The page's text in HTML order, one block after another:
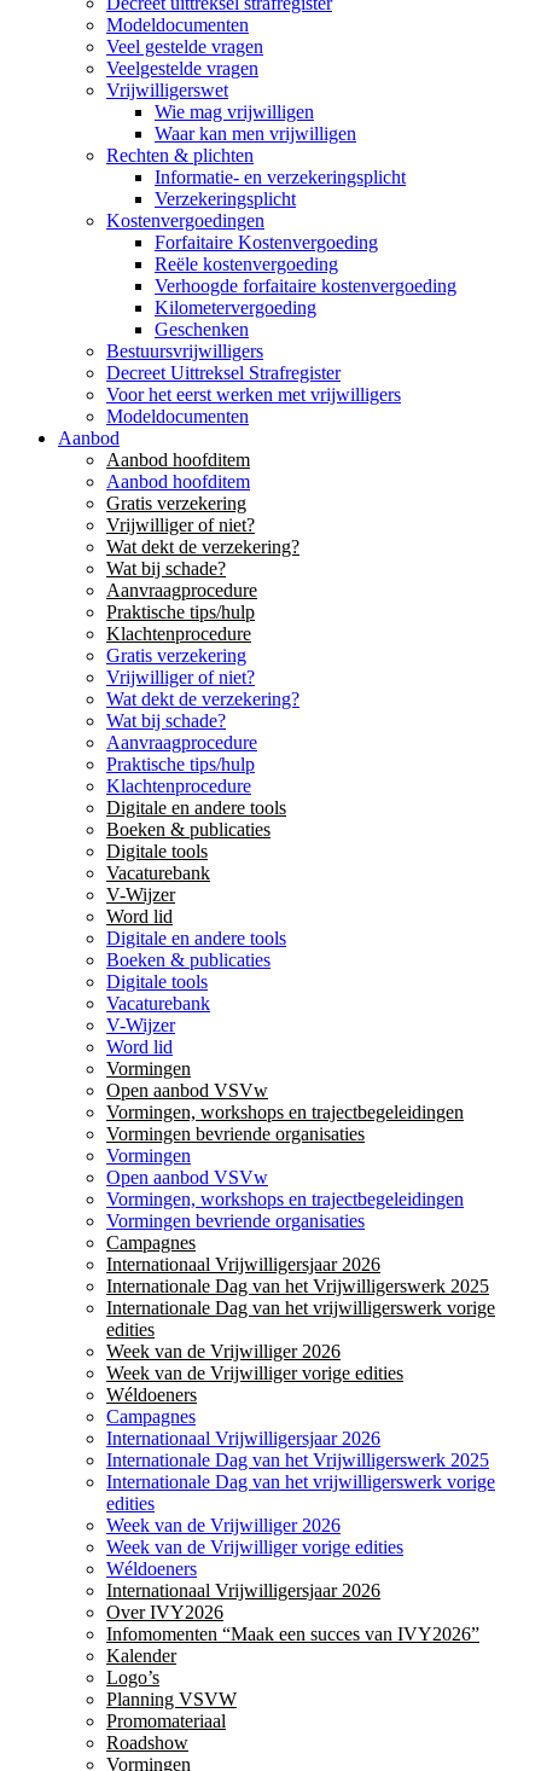
Modeldocumenten
Veel gestelde vragen
Veelgestelde vragen
Vrijwilligerswet
Wie mag vrijwilligen
Waar kan men vrijwilligen
Rechten & plichten
Informatie- en verzekeringsplicht
Verzekeringsplicht
Kostenvergoedingen
Forfaitaire Kostenvergoeding
Reële kostenvergoeding
Verhoogde forfaitaire kostenvergoeding
Kilometervergoeding
Geschenken
Bestuursvrijwilligers
Decreet Uittreksel Strafregister
Voor het eerst werken met vrijwilligers
Modeldocumenten
Aanbod
Aanbod hoofditem
Aanbod hoofditem
Gratis verzekering
Vrijwilliger of niet?
Wat dekt de verzekering?
Wat bij schade?
Aanvraagprocedure
Praktische tips/hulp
Klachtenprocedure
Gratis verzekering
Vrijwilliger of niet?
Wat dekt de verzekering?
Wat bij schade?
Aanvraagprocedure
Praktische tips/hulp
Klachtenprocedure
Digitale en andere tools
Boeken & publicaties
Digitale tools
Vacaturebank
V-Wijzer
Word lid
Digitale en andere tools
Boeken & publicaties
Digitale tools
Vacaturebank
V-Wijzer
Word lid
Vormingen
Open aanbod VSVw
Vormingen, workshops en trajectbegeleidingen
Vormingen bevriende organisaties
Vormingen
Open aanbod VSVw
Vormingen, workshops en trajectbegeleidingen
Vormingen bevriende organisaties
Campagnes
Internationaal Vrijwilligersjaar 2026
Internationale Dag van het Vrijwilligerswerk 2025
Internationale Dag van het vrijwilligerswerk vorige
edities
Week van de Vrijwilliger 2026
Week van de Vrijwilliger vorige edities
Wéldoeners
Campagnes
Internationaal Vrijwilligersjaar 2026
Internationale Dag van het Vrijwilligerswerk 2025
Internationale Dag van het vrijwilligerswerk vorige
edities
Week van de Vrijwilliger 2026
Week van de Vrijwilliger vorige edities
Wéldoeners
Internationaal Vrijwilligersjaar 2026
Over IVY2026
Infomomenten “Maak een succes van IVY2026”
Kalender
Logo’s
Planning VSVW
Promomateriaal
Roadshow
Vormingen